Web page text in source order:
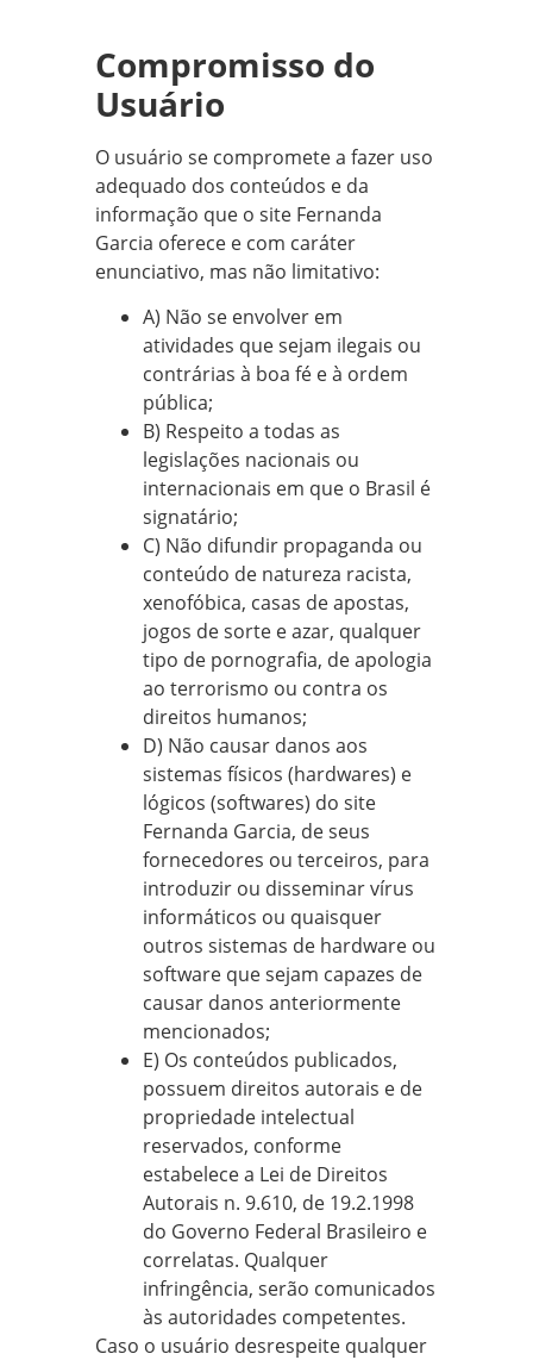
Compromisso do
Usuário
O usuário se compromete a fazer uso
adequado dos conteúdos e da
informação que o site Fernanda
Garcia oferece e com caráter
enunciativo, mas não limitativo:
A) Não se envolver em
atividades que sejam ilegais ou
contrárias à boa fé e à ordem
pública;
B) Respeito a todas as
legislações nacionais ou
internacionais em que o Brasil é
signatário;
C) Não difundir propaganda ou
conteúdo de natureza racista,
xenofóbica, casas de apostas,
jogos de sorte e azar, qualquer
tipo de pornografia, de apologia
ao terrorismo ou contra os
direitos humanos;
D) Não causar danos aos
sistemas físicos (hardwares) e
lógicos (softwares) do site
Fernanda Garcia, de seus
fornecedores ou terceiros, para
introduzir ou disseminar vírus
informáticos ou quaisquer
outros sistemas de hardware ou
software que sejam capazes de
causar danos anteriormente
mencionados;
E) Os conteúdos publicados,
possuem direitos autorais e de
propriedade intelectual
reservados, conforme
estabelece a Lei de Direitos
Autorais n. 9.610, de 19.2.1998
do Governo Federal Brasileiro e
correlatas. Qualquer
infringência, serão comunicados
às autoridades competentes.
Caso o usuário desrespeite qualquer